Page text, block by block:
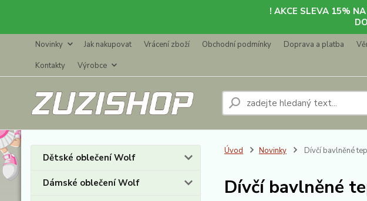
! AKCE SLEVA 15%
Novinky Jak nakupovat Vrácení zboží Obchodní podmínky Doprava a platba
Kontakty
Výrobce
Dětské oblečení Wolf
Dámské oblečení Wolf
Úvod Novinky Dívčí bavlněné
Dívčí bavlněné